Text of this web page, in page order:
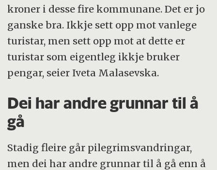
kroner i desse fire kommunane. Det er jo
ganske bra. Ikkje sett opp mot vanlege
turistar, men sett opp mot at dette er
turistar som eigentleg ikkje bruker
pengar, seier Iveta Malasevska.
Dei har andre grunnar til å
gå
Stadig fleire går pilegrimsvandringar,
men dei har andre grunnar til å gå enn å